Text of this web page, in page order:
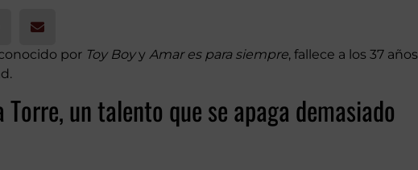
por Toy Boyy Amar es para siempre, fallece a los 37 años
Torre, un talento que se apaga demasiado